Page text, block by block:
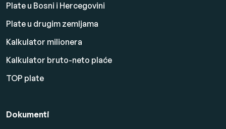
Plate u Bosni i Hercegovini
Plate u drugim zemljama
Kalkulator milionera
Kalkulator bruto-neto plaće
TOP plate
Dokumenti